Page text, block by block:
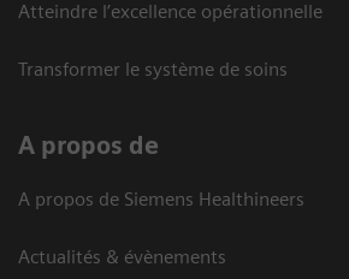
Atteindre l’excellence opérationnelle
Transformer le système de soins
A propos de
A propos de Siemens Healthineers
Actualités & évènements